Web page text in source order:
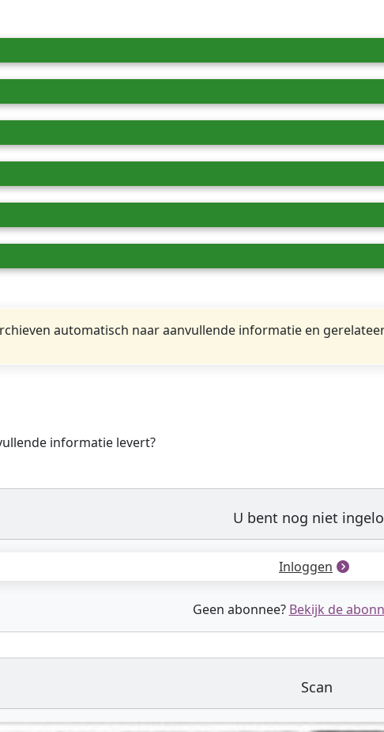
automatisch naar aanvullende informatie en
informatie levert?
U bent nog niet
Inloggen
Geen abonnee? Bekijk de
Scan